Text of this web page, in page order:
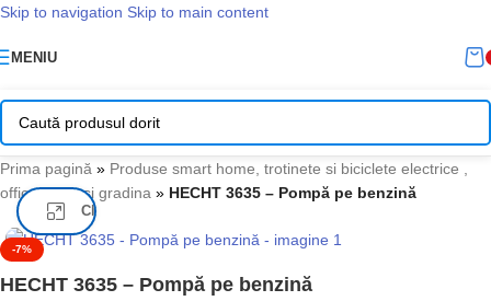
Skip to navigation Skip to main content
MENIU
Prima pagină » Produse smart home, trotinete si biciclete electrice ,
office, casa si gradina » HECHT 3635 – Pompă pe benzină
-7%
Click pentru a mari
HECHT 3635 – Pompă pe benzină